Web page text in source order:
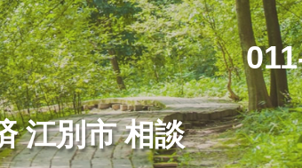
江別市 相談